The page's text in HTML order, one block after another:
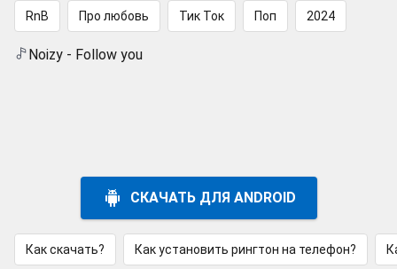
RnB Про любовь Тик Ток Поп 2024
Noizy - Follow you
СКАЧАТЬ ДЛЯ ANDROID
Как скачать? Как установить рингтон на телефон?